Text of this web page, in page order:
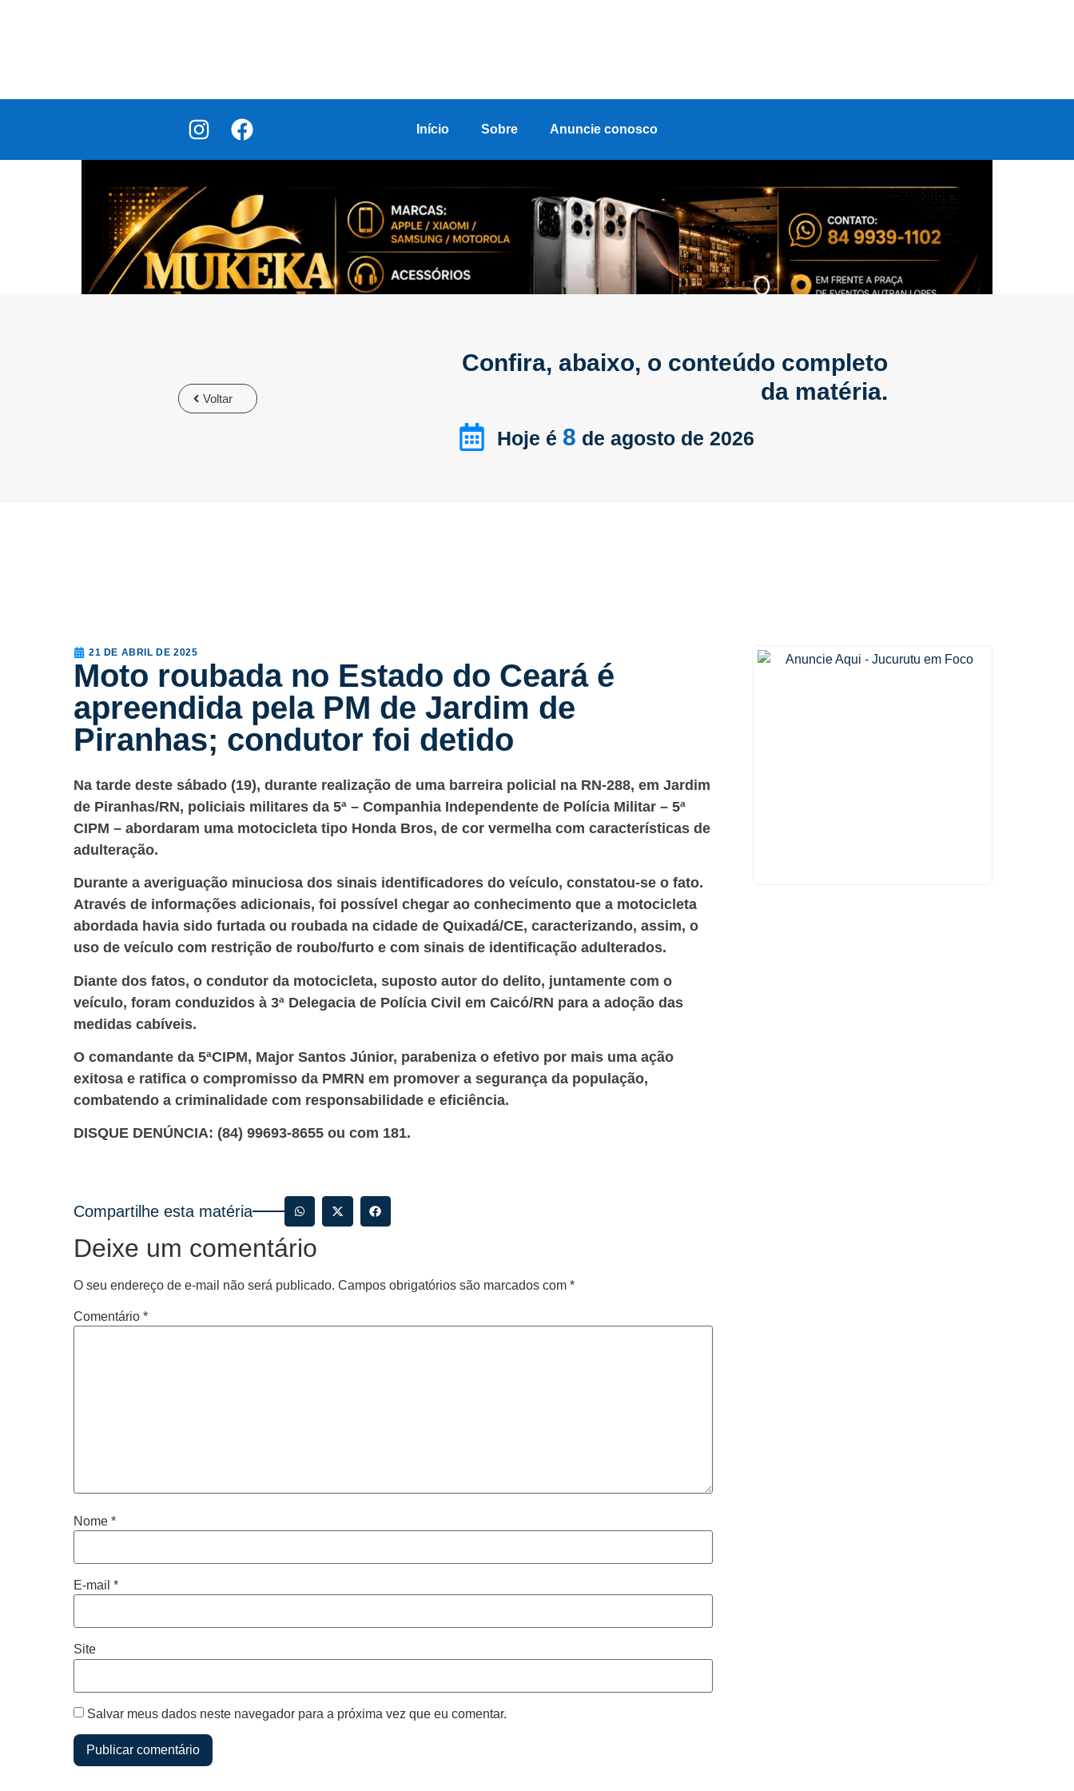
Início Sobre Anuncie conosco
Voltar
Confira, abaixo, o conteúdo completo
da matéria.
Hoje é 8 de agosto de 2026
21 DE ABRIL DE 2025
Moto roubada no Estado do Ceará é
apreendida pela PM de Jardim de
Piranhas; condutor foi detido
Na tarde deste sábado (19), durante realização de uma barreira policial na RN-288, em Jardim
de Piranhas/RN, policiais militares da 5ª – Companhia Independente de Polícia Militar – 5ª
CIPM – abordaram uma motocicleta tipo Honda Bros, de cor vermelha com características de
adulteração.
Durante a averiguação minuciosa dos sinais identificadores do veículo, constatou-se o fato.
Através de informações adicionais, foi possível chegar ao conhecimento que a motocicleta
abordada havia sido furtada ou roubada na cidade de Quixadá/CE, caracterizando, assim, o
uso de veículo com restrição de roubo/furto e com sinais de identificação adulterados.
Diante dos fatos, o condutor da motocicleta, suposto autor do delito, juntamente com o
veículo, foram conduzidos à 3ª Delegacia de Polícia Civil em Caicó/RN para a adoção das
medidas cabíveis.
O comandante da 5ªCIPM, Major Santos Júnior, parabeniza o efetivo por mais uma ação
exitosa e ratifica o compromisso da PMRN em promover a segurança da população,
combatendo a criminalidade com responsabilidade e eficiência.
DISQUE DENÚNCIA: (84) 99693-8655 ou com 181.
Compartilhe esta matéria
Deixe um comentário
O seu endereço de e-mail não será publicado. Campos obrigatórios são marcados com *
Comentário *
Nome *
E-mail *
Site
Salvar meus dados neste navegador para a próxima vez que eu comentar.